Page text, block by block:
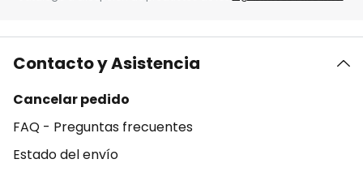
Contacto y Asistencia
Cancelar pedido
FAQ - Preguntas frecuentes
Estado del envío